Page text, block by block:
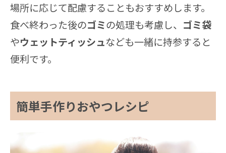
場所に応じて配慮することもおすすめします。
食べ終わった後のゴミの処理も考慮し、 ゴミ袋
やウェットティッシュなども一緒に持参すると
便利です。
簡単手作りおやつレシピ